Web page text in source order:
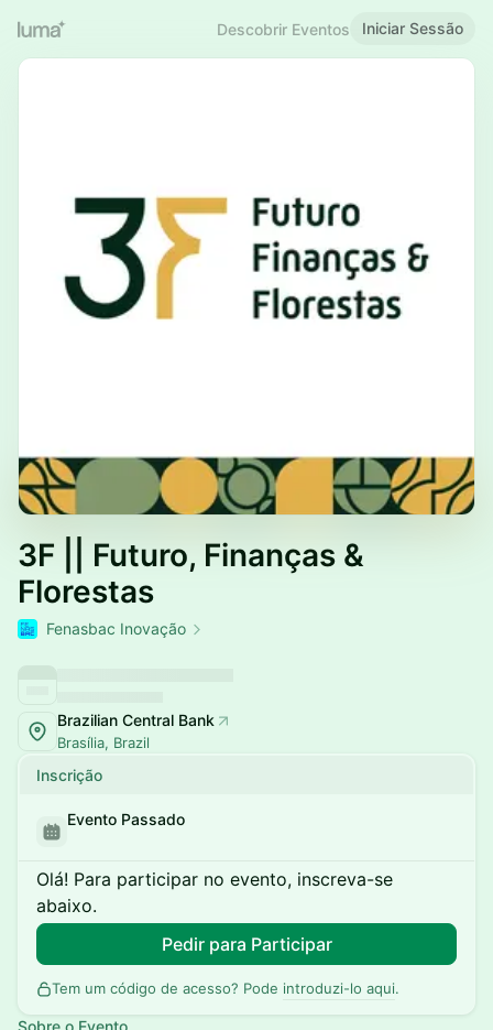
Descobrir Eventos Iniciar Sessão
3F || Futuro, Finanças &
Florestas
Fenasbac Inovação
Brazilian Central Bank
Brasília, Brazil
Inscrição
Evento Passado
Olá! Para participar no evento, inscreva-se
abaixo.
Pedir para Participar
Tem um código de acesso? Pode introduzi-lo aqui.
Sobre o Evento